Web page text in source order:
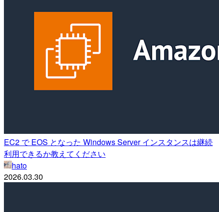
EC2 で EOS となった Windows Server インスタンスは継続
利用できるか教えてください
hato
2026.03.30